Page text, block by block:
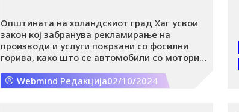
Општината на холандскиот град Хаг усвои
закон кој забранува рекламирање на
производи и услуги поврзани со фосилни
горива, како што се автомобили со мотори
Со тоа, овој холандски град стана првиот во
светот кој воведе ваква забрана.
Webmind Редакција02/10/2024